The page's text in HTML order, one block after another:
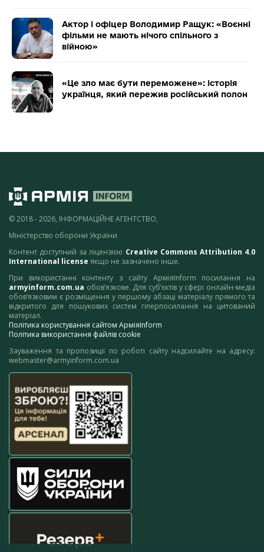
Актор і офіцер Володимир Ращук: «Воєнні
фільми не мають нічого спільного з
війною»
«Це зло має бути переможене»: історія
українця, який пережив російський полон
© 2018 - 2026, ІНФОРМАЦІЙНЕ АГЕНТСТВО,
Міністерство оборони України
Контент доступний за ліцензією Creative Commons Attribution 4.0
International license якщо не зазначено інше.
При використанні контенту з сайту АрміяInform посилання на
armyinform.com.ua обов’язкове. Для суб’єктів у сфері онлайн-медіа
обов’язковим є розміщення у першому абзаці матеріалу прямого та
відкритого для пошукових систем гіперпосилання на цитований
матеріал.
Політика користування сайтом АрміяInform
Політика використання файлів cookie
Зауваження та пропозиції по роботі сайту надсилайте на адресу:
webmaster@armyinform.com.ua